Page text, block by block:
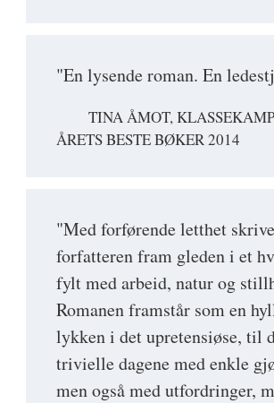
"En lysende roman. En
TINA ÅMOT,
ÅRETS BESTE BØKER 2014
"Med forførende letthet
forfatteren fram gleden i et
fylt med arbeid, natur og
Romanen framstår som en
lykken i det upretensiøse, til
trivielle dagene med enkle
men også med utfordringer,